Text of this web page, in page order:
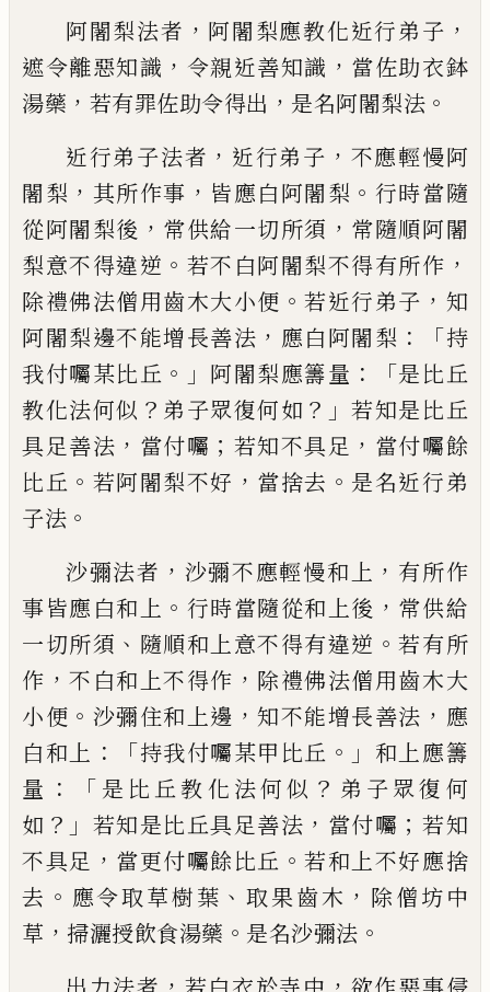
阿闍梨法者 ， 阿闍梨應教化近行弟子 ，
遮令離惡知識 ， 令親近善知識 ， 當佐助衣鉢
湯藥 ， 若有罪佐助令得出 ， 是名阿闍梨法 。
近行弟子法者 ， 近行弟子 ， 不應輕慢阿
闍梨 ， 其所作事 ， 皆應白阿闍梨 。 行時當隨
從阿闍梨後 ， 常供給一切所須 ， 常隨順阿闍
梨意不得違逆 。 若不白阿闍梨不得有所作 ，
除禮佛法僧用齒木大小便 。若近行弟子 ， 知
阿闍梨邊不能增長善法 ， 應白阿闍梨 ：「持
我付囑某比丘 。」 阿闍梨應籌量 ：「是比丘
教化法何似 ？ 弟子眾復何如 ？」若知是比丘
具足善法 ， 當付囑 ； 若知不具足 ， 當付囑餘
比丘 。 若阿闍梨不好 ， 當捨去 。 是名近行弟
子法 。
沙彌法者 ， 沙彌不應輕慢和上 ， 有所作
事皆應白和上 。 行時當隨從和上後 ， 常供給
一切所須 、 隨順和 上意不得有違逆 。若有所
作 ，不白和上不得作 ， 除禮佛法僧用齒木大
小便 。 沙彌住和 上邊 ，知不能增長善法 ， 應
白和上 ：「持我付囑某甲比丘 。」 和上應籌
量 ：「 是比丘教化法何似 ？ 弟子眾復何
如 ？」 若知是比丘具足善法 ， 當付囑 ； 若知
不具足 ， 當更付囑餘比丘 。若和上不好應捨
去 。 應令取草樹葉 、取果齒木 ， 除僧坊中
草 ， 掃灑授飲食湯藥 。 是名沙彌法 。